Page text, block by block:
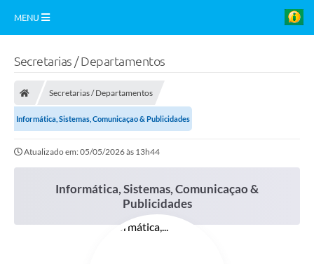
MENU
PDTI
Administração
Conselhos de Educação
Secretarias / Departamentos
Secretarias / Departamentos
Informática, Sistemas, Comunicaçao & Publicidades
Atualizado em: 05/05/2026 às 13h44
Informática, Sistemas, Comunicaçao &
Publicidades